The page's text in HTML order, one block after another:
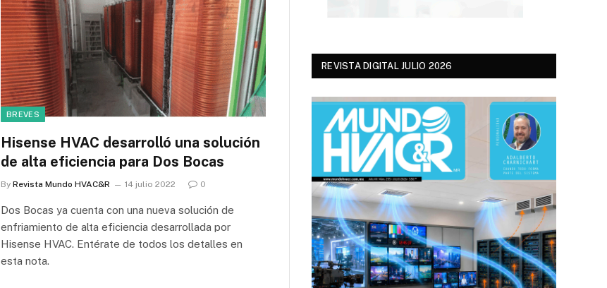
BREVES
Hisense HVAC desarrolló una solución
de alta eficiencia para Dos Bocas
By Revista Mundo HVAC&R 14 julio 2022 0
Dos Bocas ya cuenta con una nueva solución de
enfriamiento de alta eficiencia desarrollada por
Hisense HVAC. Entérate de todos los detalles en
esta nota.
REVISTA DIGITAL JULIO 2026